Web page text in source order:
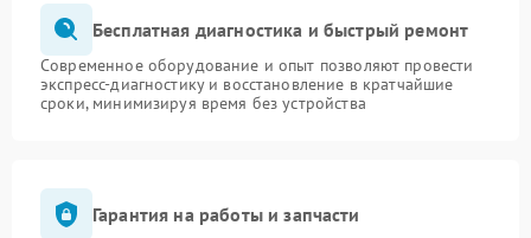
Бесплатная диагностика и быстрый ремонт
Современное оборудование и опыт позволяют провести
экспресс-диагностику и восстановление в кратчайшие
сроки, минимизируя время без устройства
Гарантия на работы и запчасти